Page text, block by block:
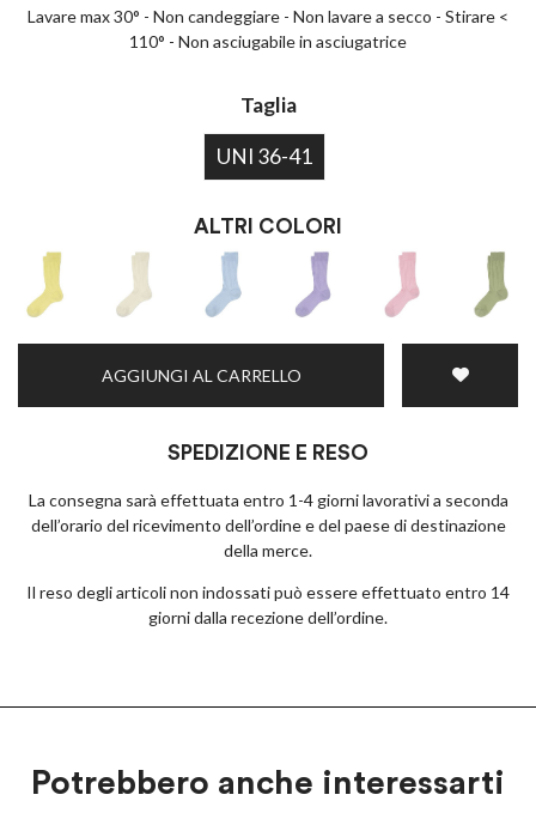
Lavare max 30° - Non candeggiare - Non lavare a secco - Stirare <
110° - Non asciugabile in asciugatrice
Taglia
UNI 36-41
ALTRI COLORI
AGGIUNGI AL CARRELLO
SPEDIZIONE E RESO
La consegna sarà effettuata entro 1-4 giorni lavorativi a seconda
dell’orario del ricevimento dell’ordine e del paese di destinazione
della merce.
Il reso degli articoli non indossati può essere effettuato entro 14
giorni dalla recezione dell’ordine.
Potrebbero anche interessarti